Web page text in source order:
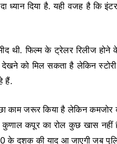
ध्यान दिया है. यही वजह है कि
फिल्म के ट्रेलर रिलीज होने के
को मिल सकता है लेकिन
हैं.
काम जरूर किया है लेकिन
कपूर का रोल कुछ खास नहीं
के दशक की याद आ जाएगी जब